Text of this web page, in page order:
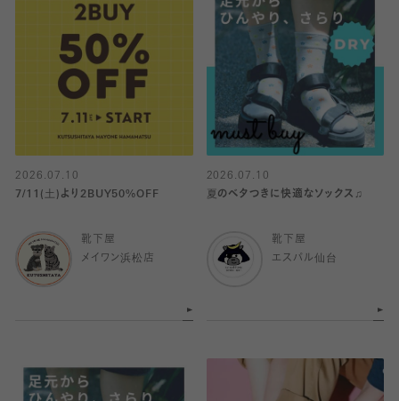
2026.07.10
7/11(土)より2BUY50%OFF
靴下屋
メイワン浜松店
2026.07.10
夏のベタつきに快適なソックス♫
靴下屋
エスパル仙台